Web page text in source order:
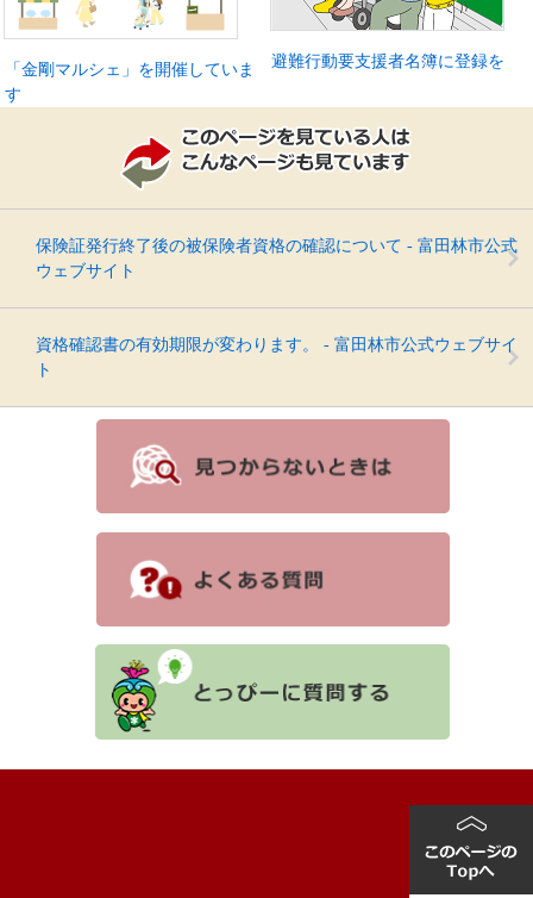
「金剛マルシェ」を開催していま
す
避難行動要支援者名簿に登録を
保険証発行終了後の被保険者資格の確認について - 富田林市公式
ウェブサイト
資格確認書の有効期限が変わります。 - 富田林市公式ウェブサイ
ト